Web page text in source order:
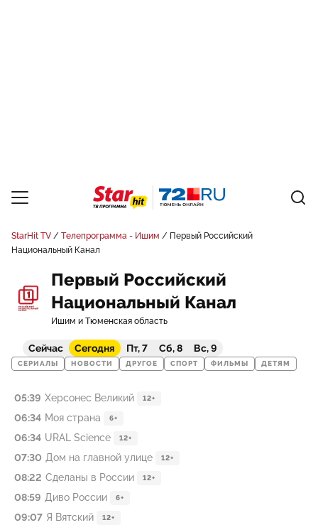
StarHit TV Телепрограмма - Ишим
Первый Российский
Национальный Канал
Первый Российский
Национальный Канал
Ишим и Тюменская область
Сейчас Сегодня Пт, 7 Сб, 8 Вс, 9
СЕРИАЛЫ НОВОСТИ ДРУГОЕ СПОРТ ФИЛЬМЫ ДЕТЯМ
05:39 Херсонес Великий 12+
06:34 Моя страна 6+
06:34 URAL Science 12+
07:30 Дом на главной улице 12+
08:22 Сделаны в России 12+
08:59 Диво России 6+
09:07 Я Вятский 12+